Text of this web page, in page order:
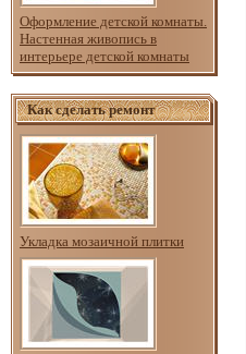
Оформление детской комнаты.
Настенная живопись в
интерьере детской комнаты
Как сделать ремонт
Укладка мозаичной плитки